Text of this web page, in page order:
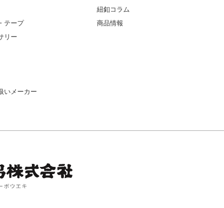
テープ
リー
いメーカー
紐釦コラム
商品情報